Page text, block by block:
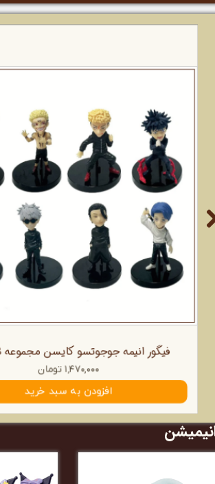
فیگور انیمه جوجوتسو کایسن مجموعه 8 عددی
۱,۴۷۰,۰۰۰ تومان
افزودن به سبد خرید